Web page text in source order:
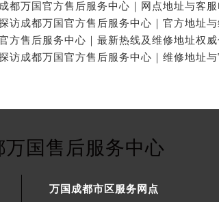
万国售后服务中心
万国成都市区服务网点